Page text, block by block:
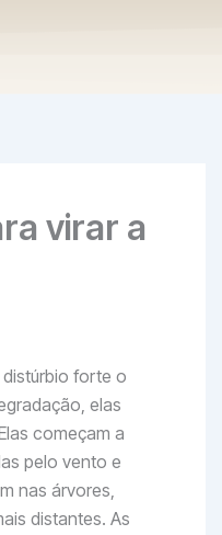
virar a
forte o
elas
começam a
pelo vento e
nas árvores,
distantes. As